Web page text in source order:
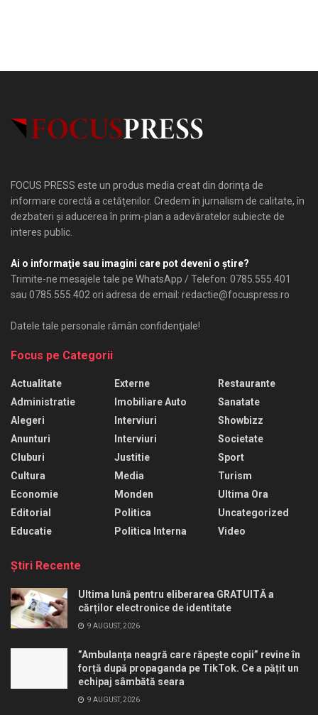
FOCUS PRESS este un produs media creat din dorinţa de
informare corectă a cetăţenilor. Credem în jurnalism de calitate, în
dezbateri şi aducerea în prim-plan a adevăratelor subiecte de
interes public.
Ai o informaţie sau imagini care pot deveni o ştire?
Trimite-ne mesajele tale pe WhatsApp / Telefon: 0785.555.401
sau 0785.555.402 ori adresa de email: redactie@focuspress.ro
Datele tale personale rămân confidenţiale!
Focus pe Categorii
Actualitate
Administratie
Alegeri
Anunturi
Cluburi
Cultura
Economie
Editorial
Educatie
Externe
Imobiliare Auto
Interviuri
Interviuri
Justitie
Media
Monden
Politica
Politica Interna
Restaurante
Sanatate
Showbizz
Societate
Sport
Turism
Ultima Ora
Uncategorized
Video
Ştiri Recente
Ultima lună pentru eliberarea GRATUITĂ a
cărților electronice de identitate
9 AUGUST, 2026
”Ambulanța neagră care răpește copii” revine în
forță după propaganda pe TikTok. Ce a pățit un
echipaj sâmbătă seara
9 AUGUST, 2026